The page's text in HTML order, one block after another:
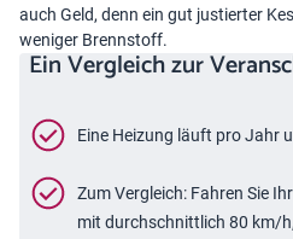
auch Geld, denn ein gut justierter
weniger Brennstoff.
Ein Vergleich zur
Eine Heizung läuft pro Jahr
Zum Vergleich: Fahren Sie
mit durchschnittlich 80 km/